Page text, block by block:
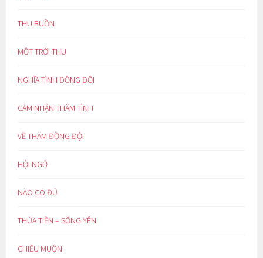
THU BUỒN
MỘT TRỜI THU
NGHĨA TÌNH ĐỒNG ĐỘI
CẢM NHẬN THÂM TÌNH
VỀ THĂM ĐỒNG ĐỘI
HỘI NGỘ
NÀO CÓ ĐỦ
THỪA TIỀN – SỐNG YÊN
CHIỀU MUỘN